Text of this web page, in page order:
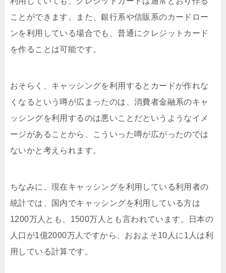
ことができます。また、銀行系や信販系のカードロー
ンを利用している場合でも、普通にクレジットカード
を作ることは可能です。
おそらく、キャッシングを利用するとカードが作れな
くなるという噂が広まったのは、消費者金融系のキャ
ッシングを利用するのは悪いことだというようなイメ
ージがあることから、こういった噂が広がったのでは
ないかと考えられます。
ちなみに、現在キャッシングを利用している利用者の
統計では、国内でキャッシングを利用している方は
1200万人とも、1500万人とも言われています。日本の
人口が1億2000万人ですから、おおよそ10人に1人は利
用している計算です。